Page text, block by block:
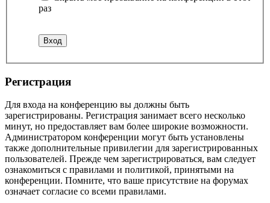
раз
Регистрация
Для входа на конференцию вы должны быть
зарегистрированы. Регистрация занимает всего несколько
минут, но предоставляет вам более широкие возможности.
Администратором конференции могут быть установлены
также дополнительные привилегии для зарегистрированных
пользователей. Прежде чем зарегистрироваться, вам следует
ознакомиться с правилами и политикой, принятыми на
конференции. Помните, что ваше присутствие на форумах
означает согласие со всеми правилами.